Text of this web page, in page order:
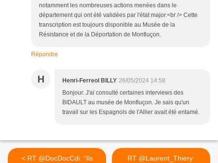
notamment les nombreuses actions menées dans le
département qui ont été validées par l'état major.<br /> Cette
transcription est toujours disponible au Musée de la
Résistance et de la Déportation de Montluçon.
Répondre
H Henri-Ferreol BILLY 26/05/2024 14:58
Bonjour. J'ai consulté certaines interviews des
BIDAULT au musée de Montluçon. Je sais qu'un
travail sur les Espagnols de l'Allier avait été entamé.
< RT @DocDocCdi: “Ils
RT @Laurent_Thiery: